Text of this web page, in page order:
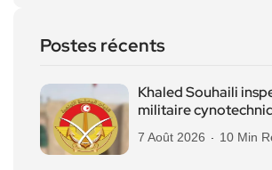
Postes récents
Khaled Souhaili
militaire
7 Août 2026 10 Min